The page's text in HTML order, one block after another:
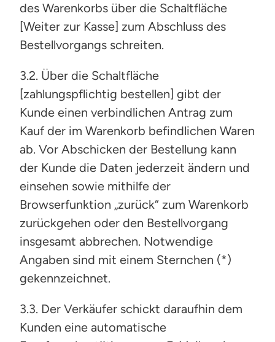
des Warenkorbs über die Schaltfläche
[Weiter zur Kasse] zum Abschluss des
Bestellvorgangs schreiten.
3.2. Über die Schaltfläche
[zahlungspflichtig bestellen] gibt der
Kunde einen verbindlichen Antrag zum
Kauf der im Warenkorb befindlichen Waren
ab. Vor Abschicken der Bestellung kann
der Kunde die Daten jederzeit ändern und
einsehen sowie mithilfe der
Browserfunktion „zurück“ zum Warenkorb
zurückgehen oder den Bestellvorgang
insgesamt abbrechen. Notwendige
Angaben sind mit einem Sternchen (*)
gekennzeichnet.
3.3. Der Verkäufer schickt daraufhin dem
Kunden eine automatische